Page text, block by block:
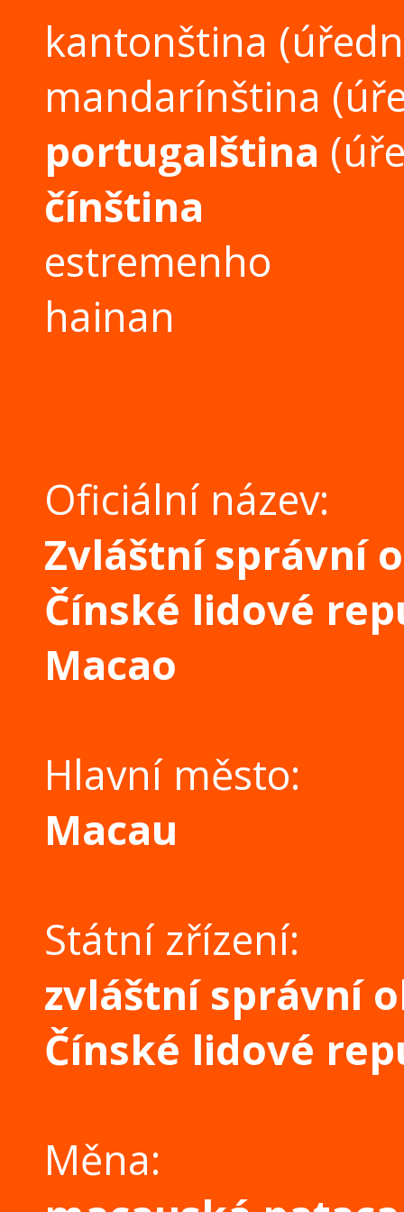
kantonština
mandarínština
portugalština
čínština
estremenho
hainan
Oficiální název:
Zvláštní správní
Čínské lidové
Macao
Hlavní město:
Macau
Státní zřízení:
zvláštní správní
Čínské lidové
Měna: